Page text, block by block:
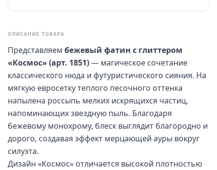
ОПИСАНИЕ ТОВАРА
Представляем бежевый фатин с глиттером
«Космос» (арт. 1851)— магическое сочетание
классического нюда и футуристического сияния. На
мягкую евросетку теплого песочного оттенка
напылена россыпь мелких искрящихся частиц,
напоминающих звездную пыль. Благодаря
бежевому монохрому, блеск выглядит благородно и
дорого, создавая эффект мерцающей ауры вокруг
силуэта.
Дизайн «Космос» отличается высокой плотностью